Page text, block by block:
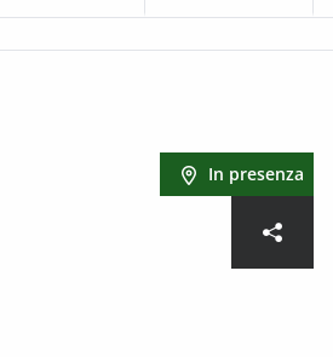
In presenza